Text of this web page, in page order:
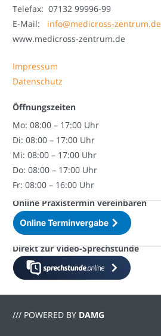
Telefax: 07132 99996-99
E-Mail: info@medicross-zentrum.de
www.medicross-zentrum.de
Impressum
Datenschutz
Öffnungszeiten
Mo: 08:00 – 17:00 Uhr
Di: 08:00 – 17:00 Uhr
Mi: 08:00 – 17:00 Uhr
Do: 08:00 – 17:00 Uhr
Fr: 08:00 – 16:00 Uhr
Online Praxistermin vereinbaren
Direkt zur Video-Sprechstunde
/// POWERED BY DAMG